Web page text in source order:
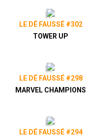
LE DÉ FAUSSÉ #302
TOWER UP
LE DÉ FAUSSÉ #298
MARVEL CHAMPIONS
LE DÉ FAUSSÉ #294